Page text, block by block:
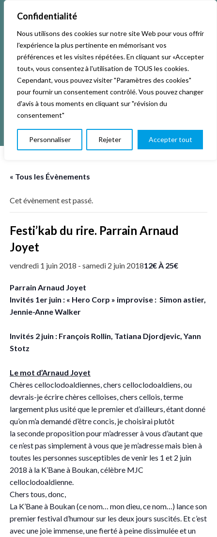
Confidentialité
Nous utilisons des cookies sur notre site Web pour vous offrir
l'expérience la plus pertinente en mémorisant vos
préférences et les visites répétées. En cliquant sur «Accepter
tout», vous consentez à l'utilisation de TOUS les cookies.
Cependant, vous pouvez visiter "Paramètres des cookies"
pour fournir un consentement contrôlé. Vous pouvez changer
d'avis à tous moments en cliquant sur "révision du
consentement"
Personnaliser Rejeter Accepter tout
Accueil Activités & Inscriptions
Événements Studios L’association
La vie de La KAB’ Club
« Tous les Évènements
Cet évènement est passé.
Festi’kab du rire. Parrain Arnaud
Joyet
vendredi 1 juin 2018 - samedi 2 juin 201812€ À 25€
Parrain Arnaud Joyet
Invités 1er juin : « Hero Corp » improvise : Simon astier,
Jennie-Anne Walker
Invités 2 juin : François Rollin, Tatiana Djordjevic, Yann
Stotz
Le mot d’Arnaud Joyet
Chères celloclodoaldiennes, chers celloclodoaldiens, ou
devrais-je écrire chères celloises, chers cellois, terme
largement plus usité que le premier et d’ailleurs, étant donné
qu’on m’a demandé d’être concis, je choisirai plutôt
la seconde proposition pour m’adresser à vous d’autant que
ce n’est pas simplement à vous que je m’adresse mais bien à
toutes les personnes susceptibles de venir les 1 et 2 juin
2018 à la K’Bane à Boukan, célèbre MJC
celloclodoaldienne.
Chers tous, donc,
La K’Bane à Boukan (ce nom… mon dieu, ce nom…) lance son
premier festival d’humour sur les deux jours suscités. Et c’est
avec une joie immense, une fierté à peine dissimulée et un